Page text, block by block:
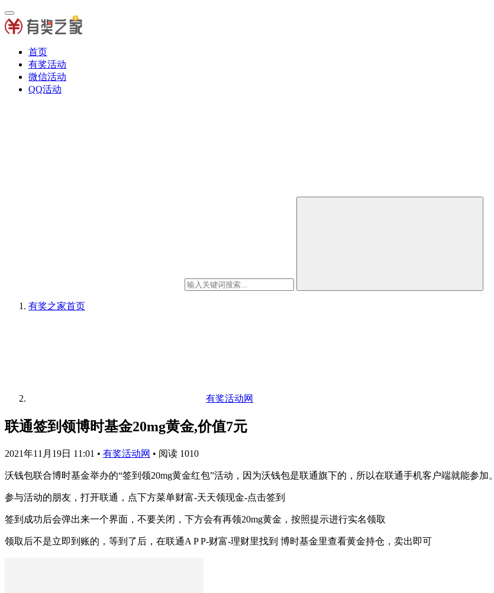
首页
有奖活动
微信活动
QQ活动
有奖之家首页
有奖活动网
联通签到领博时基金20mg黄金,价值7元
2021年11月19日 11:01 • 有奖活动网 • 阅读 1010
沃钱包联合博时基金举办的“签到领20mg黄金红包”活动，因为沃钱包是联通旗下的，所以在联通手机客户端就能参加。
参与活动的朋友，打开联通，点下方菜单财富-天天领现金-点击签到
签到成功后会弹出来一个界面，不要关闭，下方会有再领20mg黄金，按照提示进行实名领取
领取后不是立即到账的，等到了后，在联通A P P-财富-理财里找到 博时基金里查看黄金持仓，卖出即可